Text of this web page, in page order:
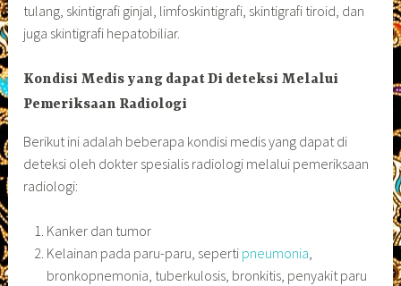
tulang, skintigrafi ginjal, limfoskintigrafi, skintigrafi tiroid, dan
juga skintigrafi hepatobiliar.
Kondisi Medis yang dapat Di deteksi Melalui
Pemeriksaan Radiologi
Berikut ini adalah beberapa kondisi medis yang dapat di
deteksi oleh dokter spesialis radiologi melalui pemeriksaan
radiologi:
Kanker dan tumor
Kelainan pada paru-paru, seperti pneumonia,
bronkopnemonia, tuberkulosis, bronkitis, penyakit paru